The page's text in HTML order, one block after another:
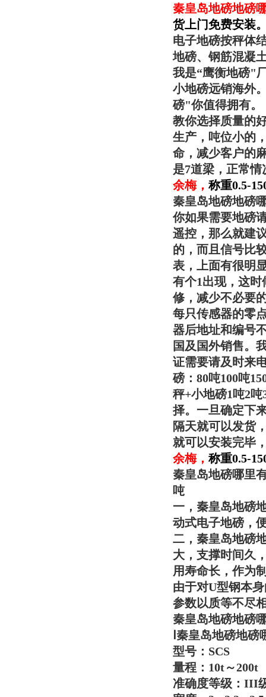
秦皇岛地磅地磅
货上门免费安装
电子地磅按秤体
地磅、钢筋混凝
我是“鹰衡地磅"
小地磅远销海外
磅"你值得拥有。
教你选择质量的
生产，吨位小的
命，减少客户的
是7道梁，正常
余梅， 称重0.5-
秦皇岛地磅地磅
你如果需要地磅
遥控，那么就建
的，而且信号比
表，上面有很明
有个1出现，这
修，减少不必要
每只传感器的零
器后地址和编号
国及国外销售。
证需要请及时来
磅：80吨100吨
秤+小地磅1吨2
择。一旦确定下
隔天就可以发货
就可以安装完毕
余梅， 称重0.5-
秦皇岛地磅哪里
吨
一， 秦皇岛地磅
动式电子地磅，
二， 秦皇岛地磅
大，支撑时间久
用寿命长，作为
由于对U型钢本
参数以质等不尽
秦皇岛地磅地磅
秦皇岛地磅地磅
型号：SCS
量程：10t～200t
准确度等级：III